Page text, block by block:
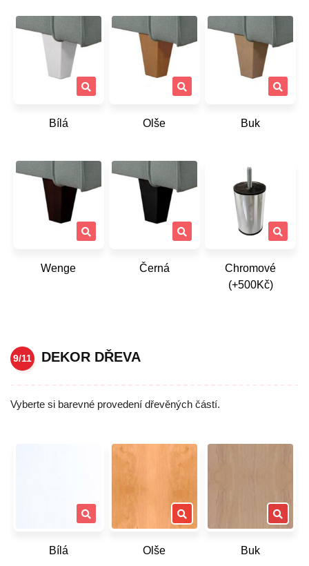
Bílá Olše Buk
Wenge Černá
Chromové
(+500Kč)
9/11 DEKOR DŘEVA
Vyberte si barevné provedení dřevěných částí.
Bílá Olše Buk